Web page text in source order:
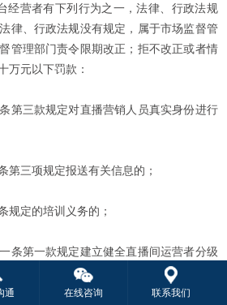
经营者有下列行为之一，法律、行政法规
律、行政法规没有规定，属于市场监督管
管理部门责令限期改正；拒不改正或者情
万元以下罚款：
第三款规定对直播营销人员真实身份进行
第三项规定报送有关信息的；
规定的培训义务的；
条第一款规定建立健全直播间运营者分级
通 在线咨询 联系我们